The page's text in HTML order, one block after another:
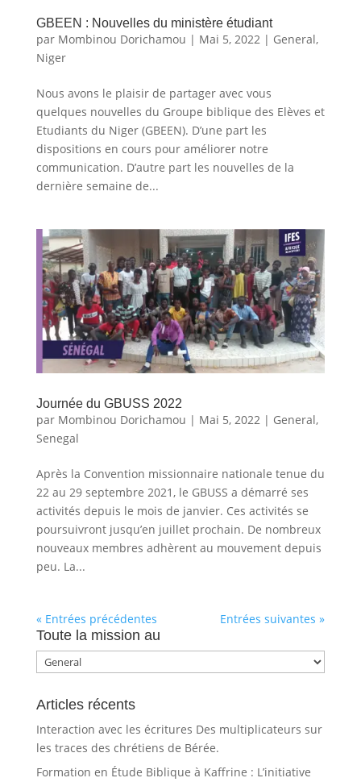
GBEEN : Nouvelles du ministère étudiant
par Mombinou Dorichamou | Mai 5, 2022| General,
Niger
Nous avons le plaisir de partager avec vous
quelques nouvelles du Groupe biblique des Elèves et
Etudiants du Niger (GBEEN). D’une part les
dispositions en cours pour améliorer notre
communication. D’autre part les nouvelles de la
dernière semaine de...
Journée du GBUSS 2022
par Mombinou Dorichamou | Mai 5, 2022| General,
Senegal
Après la Convention missionnaire nationale tenue du
22 au 29 septembre 2021, le GBUSS a démarré ses
activités depuis le mois de janvier. Ces activités se
poursuivront jusqu’en juillet prochain. De nombreux
nouveaux membres adhèrent au mouvement depuis
peu. La...
« Entrées précédentes Entrées suivantes »
Toute la mission au
Toute
la
mission
au
Articles récents
Interaction avec les écritures Des multiplicateurs sur
les traces des chrétiens de Bérée.
Formation en Étude Biblique à Kaffrine : L’initiative